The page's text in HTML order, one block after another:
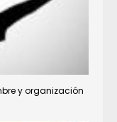
y organización